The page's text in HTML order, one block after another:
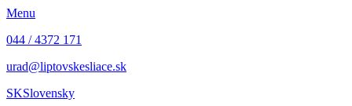
Menu
044 / 4372 171
urad@liptovskesliace.sk
SKSlovensky